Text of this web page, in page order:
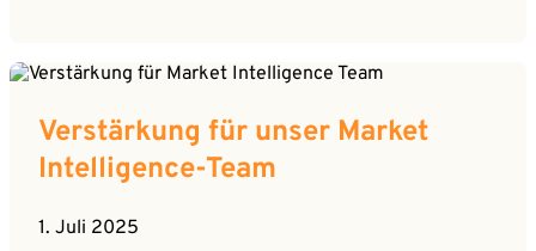
Verstärkung für unser Market
Intelligence-Team
1. Juli 2025